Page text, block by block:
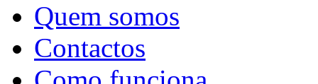
Quem somos
Contactos